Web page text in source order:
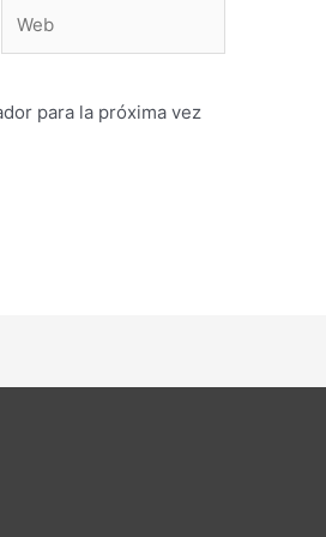
para la próxima vez